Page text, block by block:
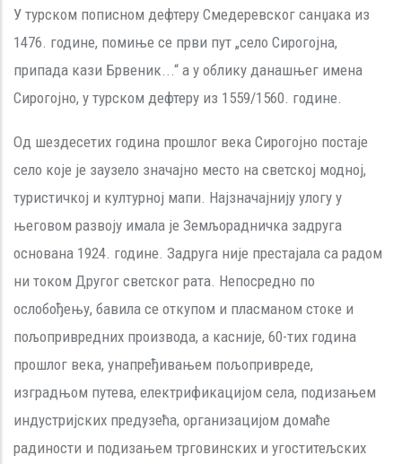
У турском пописном дефтеру Смедеревског санџака из
1476. године, помиње се први пут „село Сирогојна,
припада кази Брвеник...“ а у облику данашњег имена
Сирогојно, у турском дефтеру из 1559/1560. године.
Од шездесетих година прошлог века Сирогојно постаје
село које је заузело значајно место на светској модној,
туристичкој и културној мапи. Најзначајнију улогу у
његовом развоју имала је Земљорадничка задруга
основана 1924. године. Задруга није престајала са радом
ни током Другог светског рата. Непосредно по
ослобођењу, бавила се откупом и пласманом стоке и
пољопривредних производа, а касније, 60-тих година
прошлог века, унапређивањем пољопривреде,
изградњом путева, електрификацијом села, подизањем
индустријских предузећа, организацијом домаће
радиности и подизањем трговинских и угоститељских